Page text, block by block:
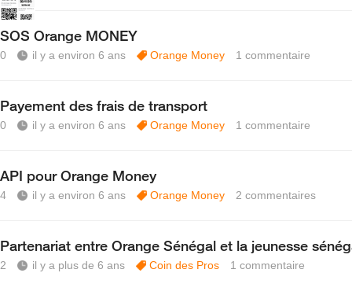
SOS Orange MONEY
0 il y a environ 6 ans Orange Money 1 commentaire
Payement des frais de transport
0 il y a environ 6 ans Orange Money 1 commentaire
API pour Orange Money
4 il y a environ 6 ans Orange Money 2 commentaires
Partenariat entre Orange Sénégal et la jeunesse
2 il y a plus de 6 ans Coin des Pros 1 commentaire